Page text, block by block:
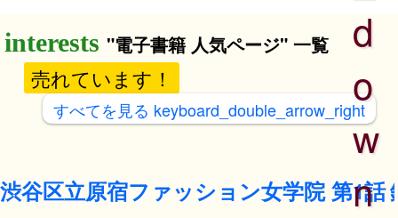
d
o
w
n
"電子書籍 人気ページ" 一覧
売れています！
すべてを見る keyboard_double_arrow_right
渋谷区立原宿ファッション女学院 第1話